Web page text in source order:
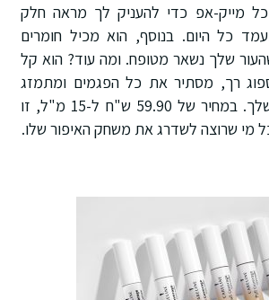
מייק-אפ כדי להעניק לך מראה חלק
כל היום. בנוסף, הוא מכיל חומרים
שלך נשאר מטופח. ומה עוד? הוא קל
רך, מסתיר את כל הפגמים ומתמזג
היטב עם גון העור שלך. במחיר של 59.90 ש"ח ל-15 מ"ל, זו
שרוצה לשדרג את משחק האיפור שלו.